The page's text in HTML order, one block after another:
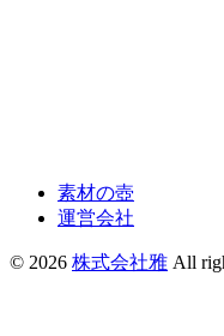
素材の壺
運営会社
© 2026 株式会社雅 All